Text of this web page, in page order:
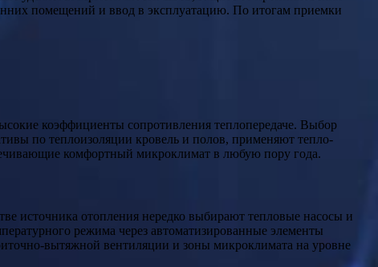
помещений и ввод в эксплуатацию. По итогам приемки
коэффициенты сопротивления теплопередаче. Выбор
по теплоизоляции кровель и полов, применяют тепло-
комфортный микроклимат в любую пору года.
источника отопления нередко выбирают тепловые насосы и
режима через автоматизированные элементы
вытяжной вентиляции и зоны микроклимата на уровне